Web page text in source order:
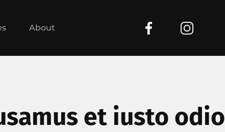
About
et iusto odio